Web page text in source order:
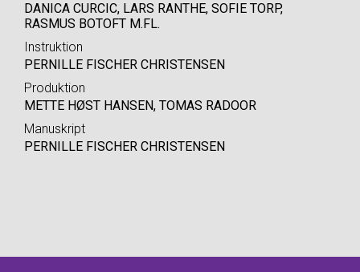
DANICA CURCIC, LARS RANTHE, SOFIE TORP,
RASMUS BOTOFT M.FL.
Instruktion
PERNILLE FISCHER CHRISTENSEN
Produktion
METTE HØST HANSEN, TOMAS RADOOR
Manuskript
PERNILLE FISCHER CHRISTENSEN